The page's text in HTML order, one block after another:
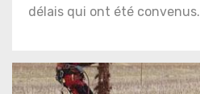
délais qui ont été convenus.